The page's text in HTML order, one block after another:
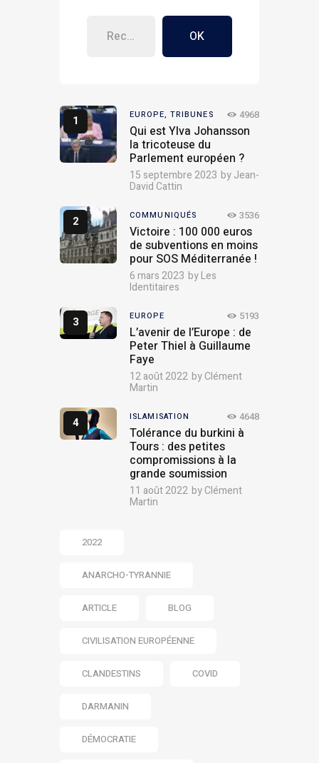
OK
EUROPE, TRIBUNES 4968
Qui est Ylva Johansson
la tricoteuse du
Parlement européen ?
15 septembre 2023 byJean-
David Cattin
COMMUNIQUÉS 3536
Victoire : 100 000 euros
de subventions en moins
pour SOS Méditerranée !
6 mars 2023 byLes
Identitaires
EUROPE 5193
L’avenir de l’Europe : de
Peter Thiel à Guillaume
Faye
12 août 2022 byClément
Martin
ISLAMISATION 4648
Tolérance du burkini à
Tours : des petites
compromissions à la
grande soumission
11 août 2022 byClément
Martin
2022
ANARCHO-TYRANNIE
ARTICLE BLOG
CIVILISATION EUROPÉENNE
CLANDESTINS COVID
DARMANIN
DÉMOCRATIE